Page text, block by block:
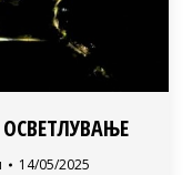
14/05/2025